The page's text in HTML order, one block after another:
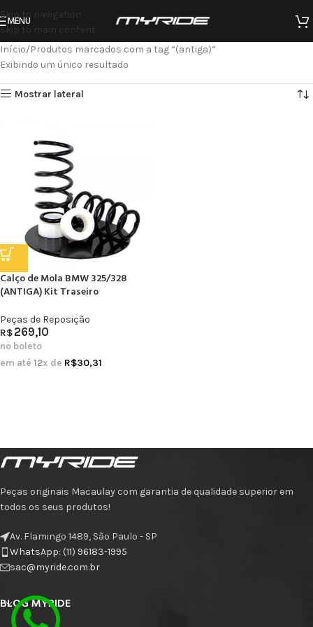
Skip to navigation
Skip to main content
MENU
Início Produtos marcados com a tag “(antiga)”
Exibindo um único resultado
Mostrar lateral
Calço de Mola BMW 325/328
(ANTIGA) Kit Traseiro
Peças de Reposição
R$269,10
no boleto
em até 12x de R$30,31
Peças originais Macaulay com garantia de qualidade superior em
todos os seus produtos!
Av. Flamingo 1489, São Paulo - SP
WhatsApp: (11) 96183-1995
sac@myride.com.br
BLOG MYRIDE